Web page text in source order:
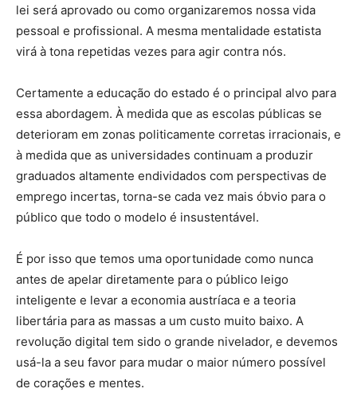
lei será aprovado ou como organizaremos nossa vida
pessoal e profissional. A mesma mentalidade estatista
virá à tona repetidas vezes para agir contra nós.
Certamente a educação do estado é o principal alvo para
essa abordagem. À medida que as escolas públicas se
deterioram em zonas politicamente corretas irracionais, e
à medida que as universidades continuam a produzir
graduados altamente endividados com perspectivas de
emprego incertas, torna-se cada vez mais óbvio para o
público que todo o modelo é insustentável.
É por isso que temos uma oportunidade como nunca
antes de apelar diretamente para o público leigo
inteligente e levar a economia austríaca e a teoria
libertária para as massas a um custo muito baixo. A
revolução digital tem sido o grande nivelador, e devemos
usá-la a seu favor para mudar o maior número possível
de corações e mentes.